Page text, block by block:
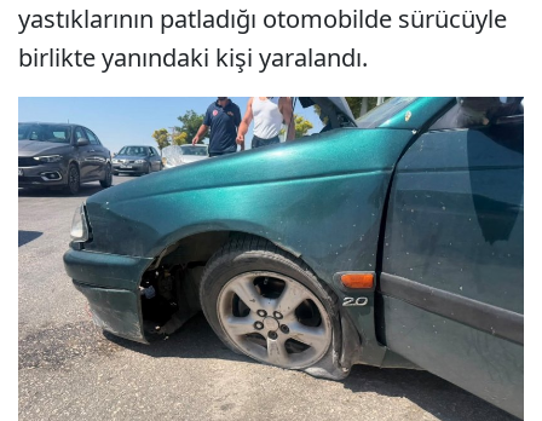
yastıklarının patladığı otomobilde sürücüyle
birlikte yanındaki kişi yaralandı.